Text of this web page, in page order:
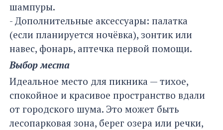
шампуры.
- Дополнительные аксессуары: палатка
(если планируется ночёвка), зонтик или
навес, фонарь, аптечка первой помощи.
Выбор места
Идеальное место для пикника — тихое,
спокойное и красивое пространство вдали
от городского шума. Это может быть
лесопарковая зона, берег озера или речки,